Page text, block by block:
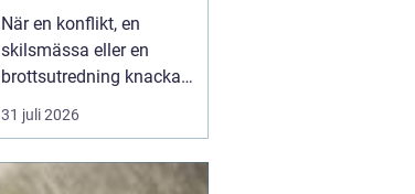
krånglar
När en konflikt, en
skilsmässa eller en
brottsutredning knackar
på dörren förändras
vardagen snabbt.
länge med att kontakta
31 juli 2026